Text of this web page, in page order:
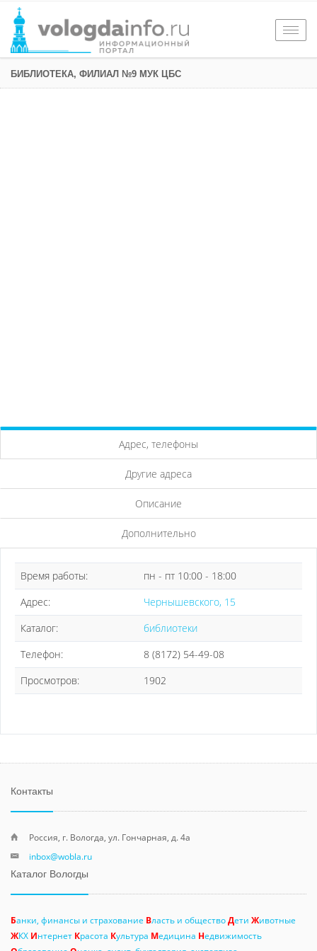
БИБЛИОТЕКА, ФИЛИАЛ №9 МУК ЦБС
Адрес, телефоны
Другие адреса
Описание
Дополнительно
Время работы:
пн - пт 10:00 - 18:00
Адрес:
Чернышевского, 15
Каталог:
библиотеки
Телефон:
8 (8172) 54-49-08
Просмотров:
1902
Контакты
Россия, г. Вологда, ул. Гончарная, д. 4а
inbox@wobla.ru
Каталог Вологды
Банки, финансы и страхование Власть и обществоДети Животные
ЖКХ Интернет Красота Культура Медицина Недвижимость